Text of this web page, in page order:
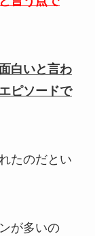
白いと言わ
ピソードで
たのだとい
が多いの